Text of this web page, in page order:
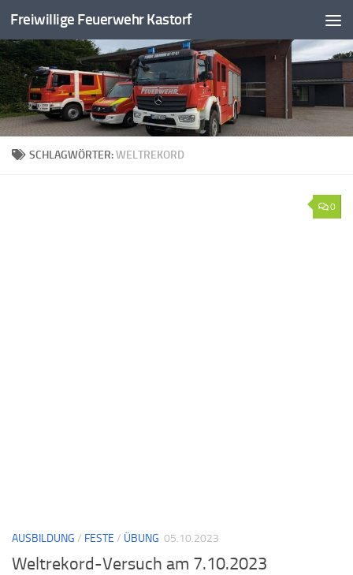
Zum Inhalt springen
Freiwillige Feuerwehr Kastorf
SCHLAGWÖRTER:WELTREKORD
0
AUSBILDUNG / FESTE / ÜBUNG 05.10.2023
Weltrekord-Versuch am 7.10.2023